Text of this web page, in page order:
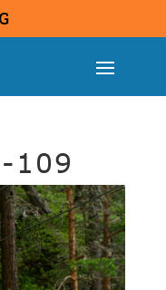
109